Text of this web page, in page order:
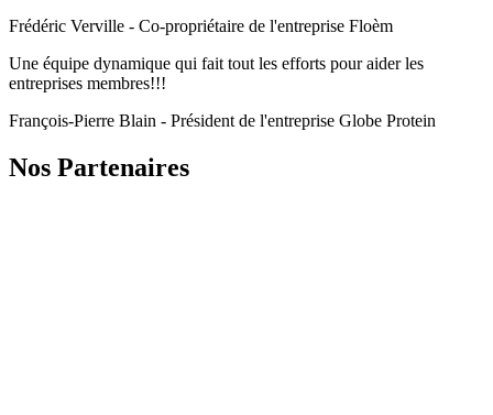
Frédéric Verville - Co-propriétaire de l'entreprise Floèm
Une équipe dynamique qui fait tout les efforts pour aider les
entreprises membres!!!
François-Pierre Blain - Président de l'entreprise Globe Protein
Nos Partenaires